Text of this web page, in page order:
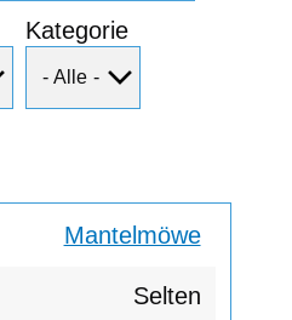
Kategorie
Mantelmöwe
Selten